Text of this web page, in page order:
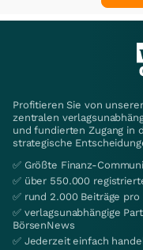
Profitieren Sie von
zentralen
und fundierten Zugang in
strategische
✅ Größte Finanz-
✅ über 550.000
✅ rund 2.000 Beiträge pro
✅ verlagsunabhängige
BörsenNews
✅ Jederzeit einfach